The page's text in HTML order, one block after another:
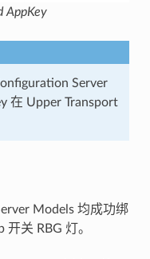
AppKey
Server
在 Upper Transport
Models 均成功绑
关 RBG 灯。